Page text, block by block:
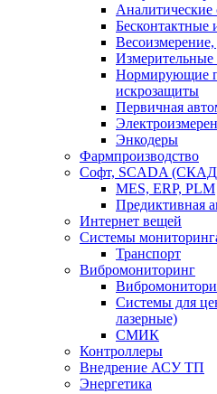
Аналитические
Бесконтактные
Измерительные
Нормирующие
искрозащиты
Первичная
Энкодеры
Фармпроизводство
Софт, SCADA
MES, ERP, PLM
Предиктивная
Интернет вещей
Системы
Транспорт
Вибромониторинг
Системы для
лазерные)
СМИК
Контроллеры
Внедрение АСУ ТП
Энергетика